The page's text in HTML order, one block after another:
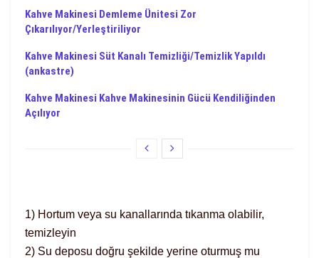
Kahve Makinesi Demleme Ünitesi Zor
Çıkarılıyor/Yerleştiriliyor
Kahve Makinesi Süt Kanalı Temizliği/Temizlik Yapıldı
(ankastre)
Kahve Makinesi Kahve Makinesinin Gücü Kendiliğinden
Açılıyor
1) Hortum veya su kanallarında tıkanma olabilir,
temizleyin
2) Su deposu doğru şekilde yerine oturmuş mu